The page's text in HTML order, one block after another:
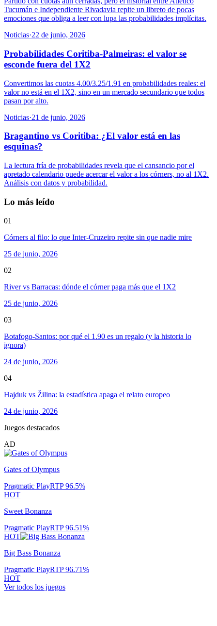
Tucumán e Independiente Rivadavia repite un libreto de pocas
emociones que obliga a leer con lupa las probabilidades implícitas.
Noticias·22 de junio, 2026
Probabilidades Coritiba-Palmeiras: el valor se
esconde fuera del 1X2
Convertimos las cuotas 4.00/3.25/1.91 en probabilidades reales: el
valor no está en el 1X2, sino en un mercado secundario que todos
pasan por alto.
Noticias·21 de junio, 2026
Bragantino vs Coritiba: ¿El valor está en las
esquinas?
La lectura fría de probabilidades revela que el cansancio por el
apretado calendario puede acercar el valor a los córners, no al 1X2.
Análisis con datos y probabilidad.
Lo más leído
01
Córners al filo: lo que Inter-Cruzeiro repite sin que nadie mire
25 de junio, 2026
02
River vs Barracas: dónde el córner paga más que el 1X2
25 de junio, 2026
03
Botafogo-Santos: por qué el 1.90 es un regalo (y la historia lo
ignora)
24 de junio, 2026
04
Hajduk vs Žilina: la estadística apaga el relato europeo
24 de junio, 2026
Juegos destacados
AD
Gates of Olympus
Pragmatic PlayRTP96.5%
HOT
Sweet Bonanza
Pragmatic PlayRTP96.51%
HOT
Big Bass Bonanza
Pragmatic PlayRTP96.71%
HOT
Ver todos los juegos